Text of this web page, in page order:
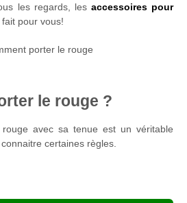
les regards, lesaccessoires pour
pour vous!
le rouge ?
avec sa tenue est un véritable
certaines règles.